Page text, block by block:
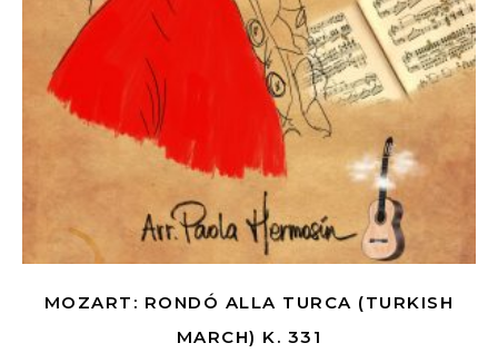
MOZART: RONDÓ ALLA TURCA (TURKISH
MARCH) K. 331